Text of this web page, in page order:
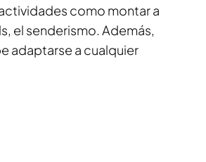
como montar a
el senderismo. Además,
adaptarse a cualquier